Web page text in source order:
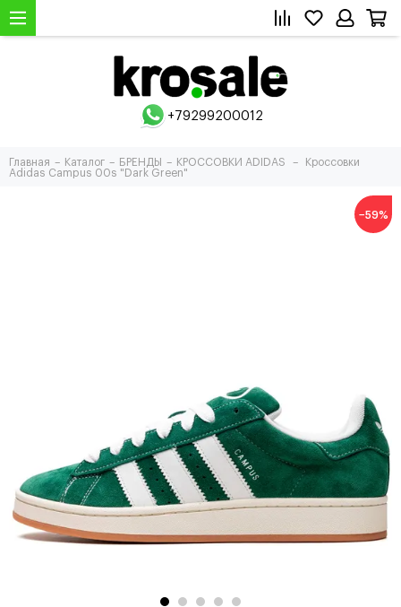
+79299200012
Главная Каталог БРЕНДЫ КРОССОВКИ ADIDAS Кроссовки
Adidas Campus 00s "Dark Green"
−59%